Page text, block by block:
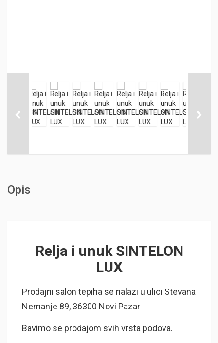
Opis
Relja i unuk SINTELON
LUX
Prodajni salon tepiha se nalazi u ulici Stevana
Nemanje 89, 36300 Novi Pazar
Bavimo se prodajom svih vrsta podova.